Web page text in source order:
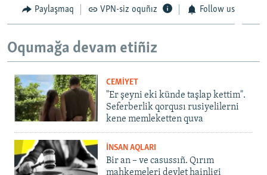
Paylaşmaq VPN-siz oquñız Follow us
Oqumağa devam etiñiz
CEMİYET
"Er şeyni eki künde taşlap kettim".
Seferberlik qorqusı rusiyelilerni
kene memleketten quva
İNSAN AQLARI
Bir an – ve casussıñ. Qırım
mahkemeleri devlet hainligi